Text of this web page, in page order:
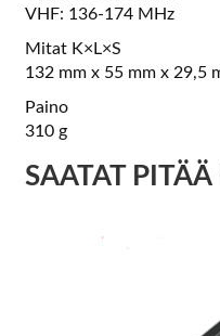
VHF: 136-174 MHz
Mitat K×L×S
132 mm x 55 mm x 29,5
Paino
310 g
SAATAT